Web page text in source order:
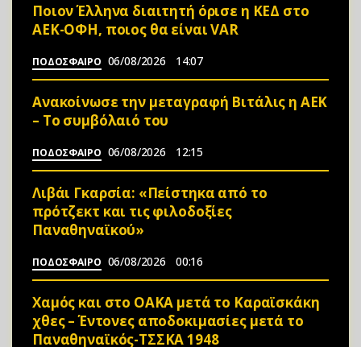
Ποιον Έλληνα διαιτητή όρισε η ΚΕΔ στο
ΑΕΚ-ΟΦΗ, ποιος θα είναι VAR
ΠΟΔΟΣΦΑΙΡΟ 06/08/2026 14:07
Ανακοίνωσε την μεταγραφή Βιτάλις η ΑΕΚ
– Το συμβόλαιό του
ΠΟΔΟΣΦΑΙΡΟ 06/08/2026 12:15
Λιβάι Γκαρσία: «Πείστηκα από το
πρότζεκτ και τις φιλοδοξίες
Παναθηναϊκού»
ΠΟΔΟΣΦΑΙΡΟ 06/08/2026 00:16
Χαμός και στο ΟΑΚΑ μετά το Καραϊσκάκη
χθες – Έντονες αποδοκιμασίες μετά το
Παναθηναϊκός-ΤΣΣΚΑ 1948